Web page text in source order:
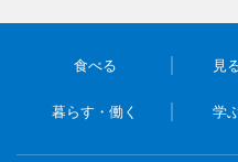
食べる 見
暮らす・働く 学